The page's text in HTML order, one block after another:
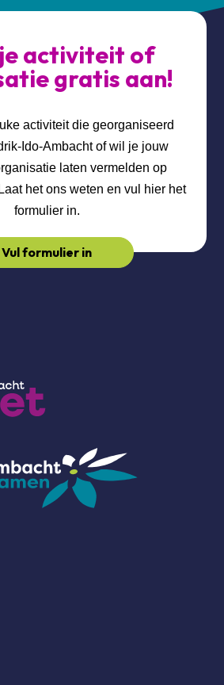
activiteit of
gratis aan!
activiteit die georganiseerd
Ido-Ambacht of wil je jouw
laten vermelden op
het ons weten en vul hier het
formulier in.
Vul formulier in